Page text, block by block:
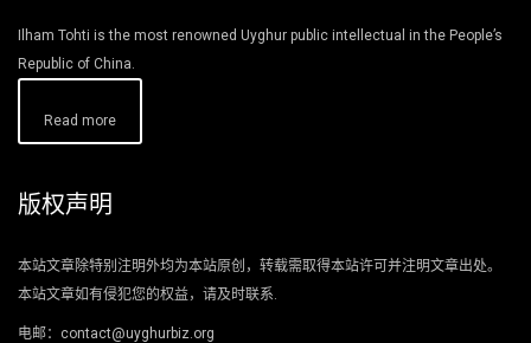
Ilham Tohti is the most renowned Uyghur public intellectual in the People’s
Republic of China.
Read more
版权声明
本站文章除特别注明外均为本站原创，转载需取得本站许可并注明文章出处。
本站文章如有侵犯您的权益，请及时联系.
电邮：contact@uyghurbiz.org